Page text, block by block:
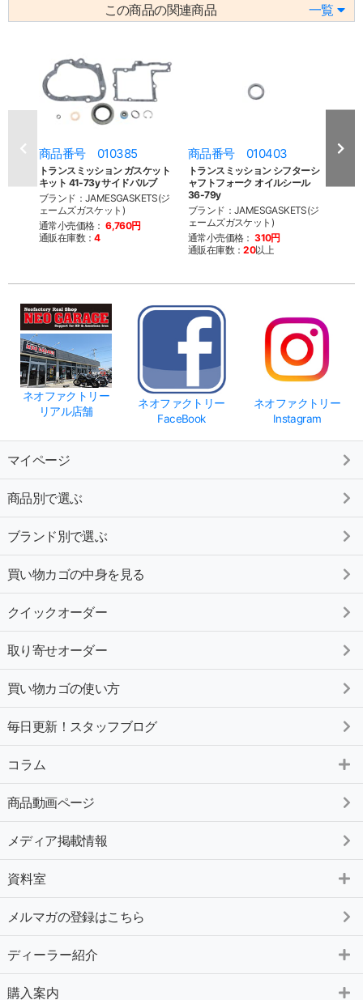
この商品の関連商品 一覧
商品番号 010385
トランスミッション ガスケット
キット 41-73y サイドバルブ
ブランド：JAMESGASKETS(ジ
ェームズガスケット)
通常小売価格： 6,760円
通販在庫数：4
商品番号 010403
トランスミッション シフターシ
ャフトフォーク オイルシール
36-79y
ブランド：JAMESGASKETS(ジ
ェームズガスケット)
通常小売価格： 310円
通販在庫数：20以上
商
ネオファクトリー
リアル店舗
ネオファクトリー
FaceBook
ネオファクトリー
Instagram
マイページ
商品別で選ぶ
ブランド別で選ぶ
買い物カゴの中身を見る
クイックオーダー
取り寄せオーダー
買い物カゴの使い方
毎日更新！スタッフブログ
コラム
商品動画ページ
メディア掲載情報
資料室
メルマガの登録はこちら
ディーラー紹介
購入案内